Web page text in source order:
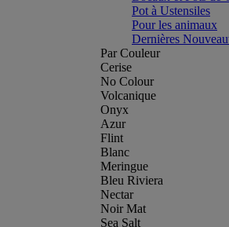
Pot à Ustensiles
Pour les animaux
Dernières
Par Couleur
Cerise
No Colour
Volcanique
Onyx
Azur
Flint
Blanc
Meringue
Bleu Riviera
Nectar
Noir Mat
Sea Salt